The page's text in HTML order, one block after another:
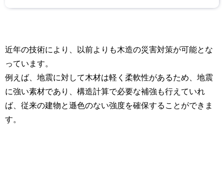
近年の技術により、以前よりも木造の災害対策が可能とな
っています。
例えば、地震に対して木材は軽く柔軟性があるため、地震
に強い素材であり、構造計算で必要な補強も行えていれ
ば、従来の建物と遜色のない強度を確保することができま
す。